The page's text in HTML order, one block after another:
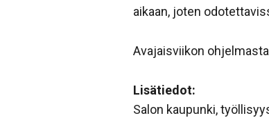
aikaan, joten
Avajaisviikon
Lisätiedot:
Salon kaupunki,